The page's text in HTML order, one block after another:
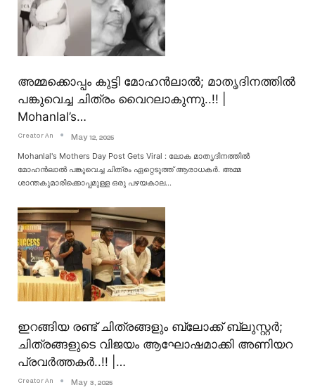
അമ്മക്കൊപ്പം കുട്ടി മോഹൻലാൽ; മാതൃദിനത്തിൽ
പങ്കുവെച്ച ചിത്രം വൈറലാകുന്നു..!! |
Mohanlal’s…
Creator An May 12, 2025
Mohanlal's Mothers Day Post Gets Viral : ലോക മാതൃദിനത്തിൽ
മോഹൻലാൽ പങ്കുവെച്ച ചിത്രം ഏറ്റെടുത്ത് ആരാധകർ. അമ്മ
ശാന്തകുമാരിക്കൊപ്പമുള്ള ഒരു പഴയകാല…
ഇറങ്ങിയ രണ്ട് ചിത്രങ്ങളും ബ്ലോക്ക് ബ്ലുസ്റ്റർ;
ചിത്രങ്ങളുടെ വിജയം ആഘോഷമാക്കി അണിയറ
പ്രവർത്തകർ..!! |…
Creator An May 3, 2025